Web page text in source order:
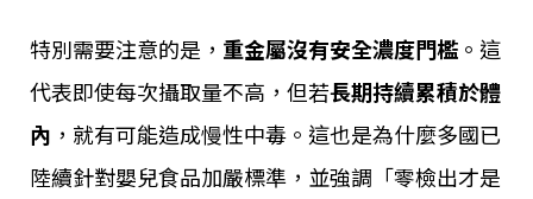
特別需要注意的是， 重金屬沒有安全濃度門檻 。這
代表即使每次攝取量不高，但若長期持續累積於體
內 ，就有可能造成慢性中毒。這也是為什麼多國已
陸續針對嬰兒食品加嚴標準，並強調「零檢出才是